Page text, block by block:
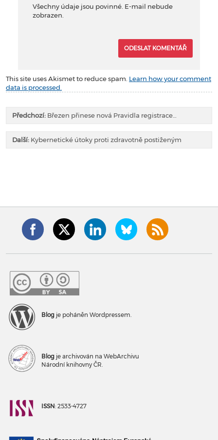
Všechny údaje jsou povinné. E-mail nebude
zobrazen.
This site uses Akismet to reduce spam. Learn how your comment
data is processed.
Předchozí: Březen přinese nová Pravidla registrace…
Další: Kybernetické útoky proti zdravotně postiženým
Blog je poháněn Wordpressem.
Blog je archivován na WebArchivu
Národní knihovny ČR.
ISSN: 2533-4727